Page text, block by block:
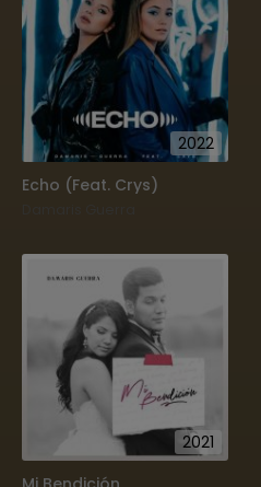
2022
Echo (Feat. Crys)
2021